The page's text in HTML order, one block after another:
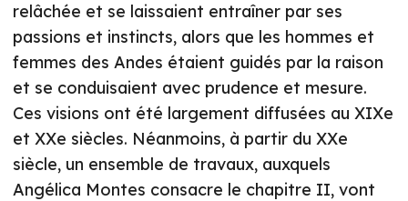
relâchée et se laissaient entraîner par ses
passions et instincts, alors que les hommes et
femmes des Andes étaient guidés par la raison
et se conduisaient avec prudence et mesure.
Ces visions ont été largement diffusées au XIXe
et XXe siècles. Néanmoins, à partir du XXe
siècle, un ensemble de travaux, auxquels
Angélica Montes consacre le chapitre II, vont